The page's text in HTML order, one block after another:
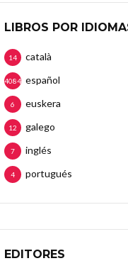
LIBROS POR
català
14
español
4084
euskera
6
galego
12
inglés
7
portugués
4
EDITORES